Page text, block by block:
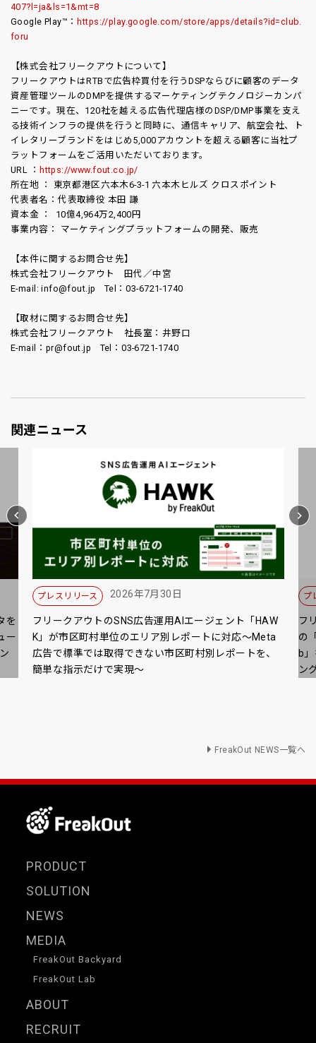
407?l=ja&ls=1&mt=8
Google Play™：https://play.google.com/store/apps/details?id=club.
foru
【株式会社フリークアウトについて】
フリークアウトはRTBで広告枠買付を行うDSPならびに顧客のデータ
資産管理ツールのDMPを提供するマーケティングテクノロジーカンパ
ニーです。現在、120社を越える広告代理店様のDSP/DMP事業を支え
る技術インフラの提供を行うと同時に、通信キャリア、航空会社、ト
イレタリーブランドをはじめ5,000アカウントを超える顧客に当社プ
ラットフォームをご活用いただいております。
URL ：https://www.fout.co.jp/
所在地 ： 東京都港区六本木6-3-1 六本木ヒルズ クロスポイント
代表者名：代表取締役 本田 謙
資本金 ： 10億4,964万2,400円
事業内容： マーケティングプラットフォームの開発、販売
【本件に関するお問合せ先】
株式会社フリークアウト 田代／中宮
E-mail: info@fout.jp Tel：03-6721-1740
【取材に関するお問合せ先】
株式会社フリークアウト 社長室：井野口
E-mail：pr@fout.jp Tel：03-6721-1740
関連ニュース
を
ー
プレスリリース 2026年7月30日
フリークアウトのSNS広告運用AIエージェント「HAW
K」が市区町村単位のエリア別レポートに対応～Meta
広告で標準では取得できない市区町村別レポートを、
簡単な指示だけで実現～
プ
フ
の
b
ン
FreakOut NEWS一覧へ
PRODUCT
SOLUTION
NEWS
MEDIA
FreakOut Backyard
FreakOut Lab
ABOUT
RECRUIT